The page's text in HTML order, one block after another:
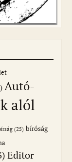
Autó-
alól
(25) bíróság
Editor